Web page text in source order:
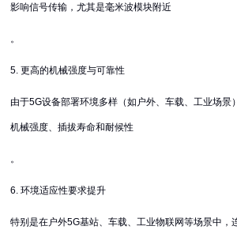
影响信号传输，尤其是毫米波模块附近
。
5. 更高的机械强度与可靠性
由于5G设备部署环境多样（如户外、车载、工业场景
机械强度、插拔寿命和耐候性
。
6. 环境适应性要求提升
特别是在户外5G基站、车载、工业物联网等场景中，